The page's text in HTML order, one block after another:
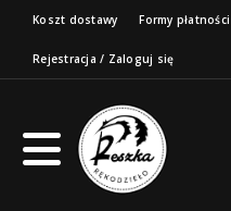
Koszt dostawy Formy płatności
Rejestracja / Zaloguj się